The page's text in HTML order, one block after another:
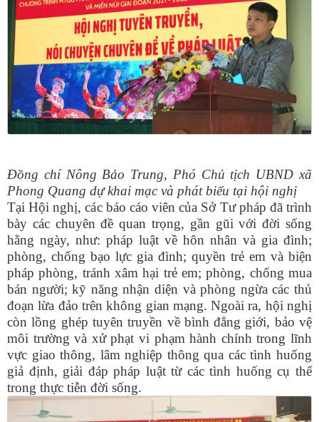
Đồng chí Nông Bảo Trung, Phó Chủ tịch UBND xã
Phong Quang dự khai mạc và phát biểu tại hội nghị
Tại Hội nghị, các báo cáo viên của Sở Tư pháp đã trình
bày các chuyên đề quan trọng, gần gũi với đời sống
hằng ngày, như: pháp luật về hôn nhân và gia đình;
phòng, chống bạo lực gia đình; quyền trẻ em và biện
pháp phòng, tránh xâm hại trẻ em; phòng, chống mua
bán người; kỹ năng nhận diện và phòng ngừa các thủ
đoạn lừa đảo trên không gian mạng. Ngoài ra, hội nghị
còn lồng ghép tuyên truyền về bình đẳng giới, bảo vệ
môi trường và xử phạt vi phạm hành chính trong lĩnh
vực giao thông, lâm nghiệp thông qua các tình huống
giả định, giải đáp pháp luật từ các tình huống cụ thể
trong thực tiễn đời sống.